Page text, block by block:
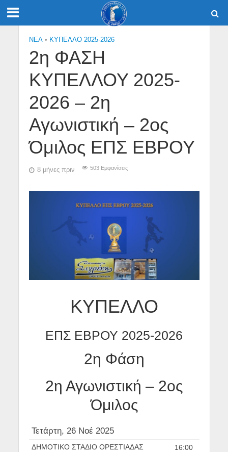
NEA • ΚΥΠΕΛΛΟ 2025-2026
2η ΦΑΣΗ
ΚΥΠΕΛΛΟΥ 2025-
2026 – 2η
Αγωνιστική – 2ος
Όμιλος ΕΠΣ ΕΒΡΟΥ
8 μήνες πριν 503 Εμφανίσεις
ΚΥΠΕΛΛΟ
ΕΠΣ ΕΒΡΟΥ 2025-2026
2η Φάση
2η Αγωνιστική – 2ος
Όμιλος
Τετάρτη, 26 Νοέ 2025
16:00
ΔΗΜΟΤΙΚΟ ΣΤΑΔΙΟ ΟΡΕΣΤΙΑΔΑΣ